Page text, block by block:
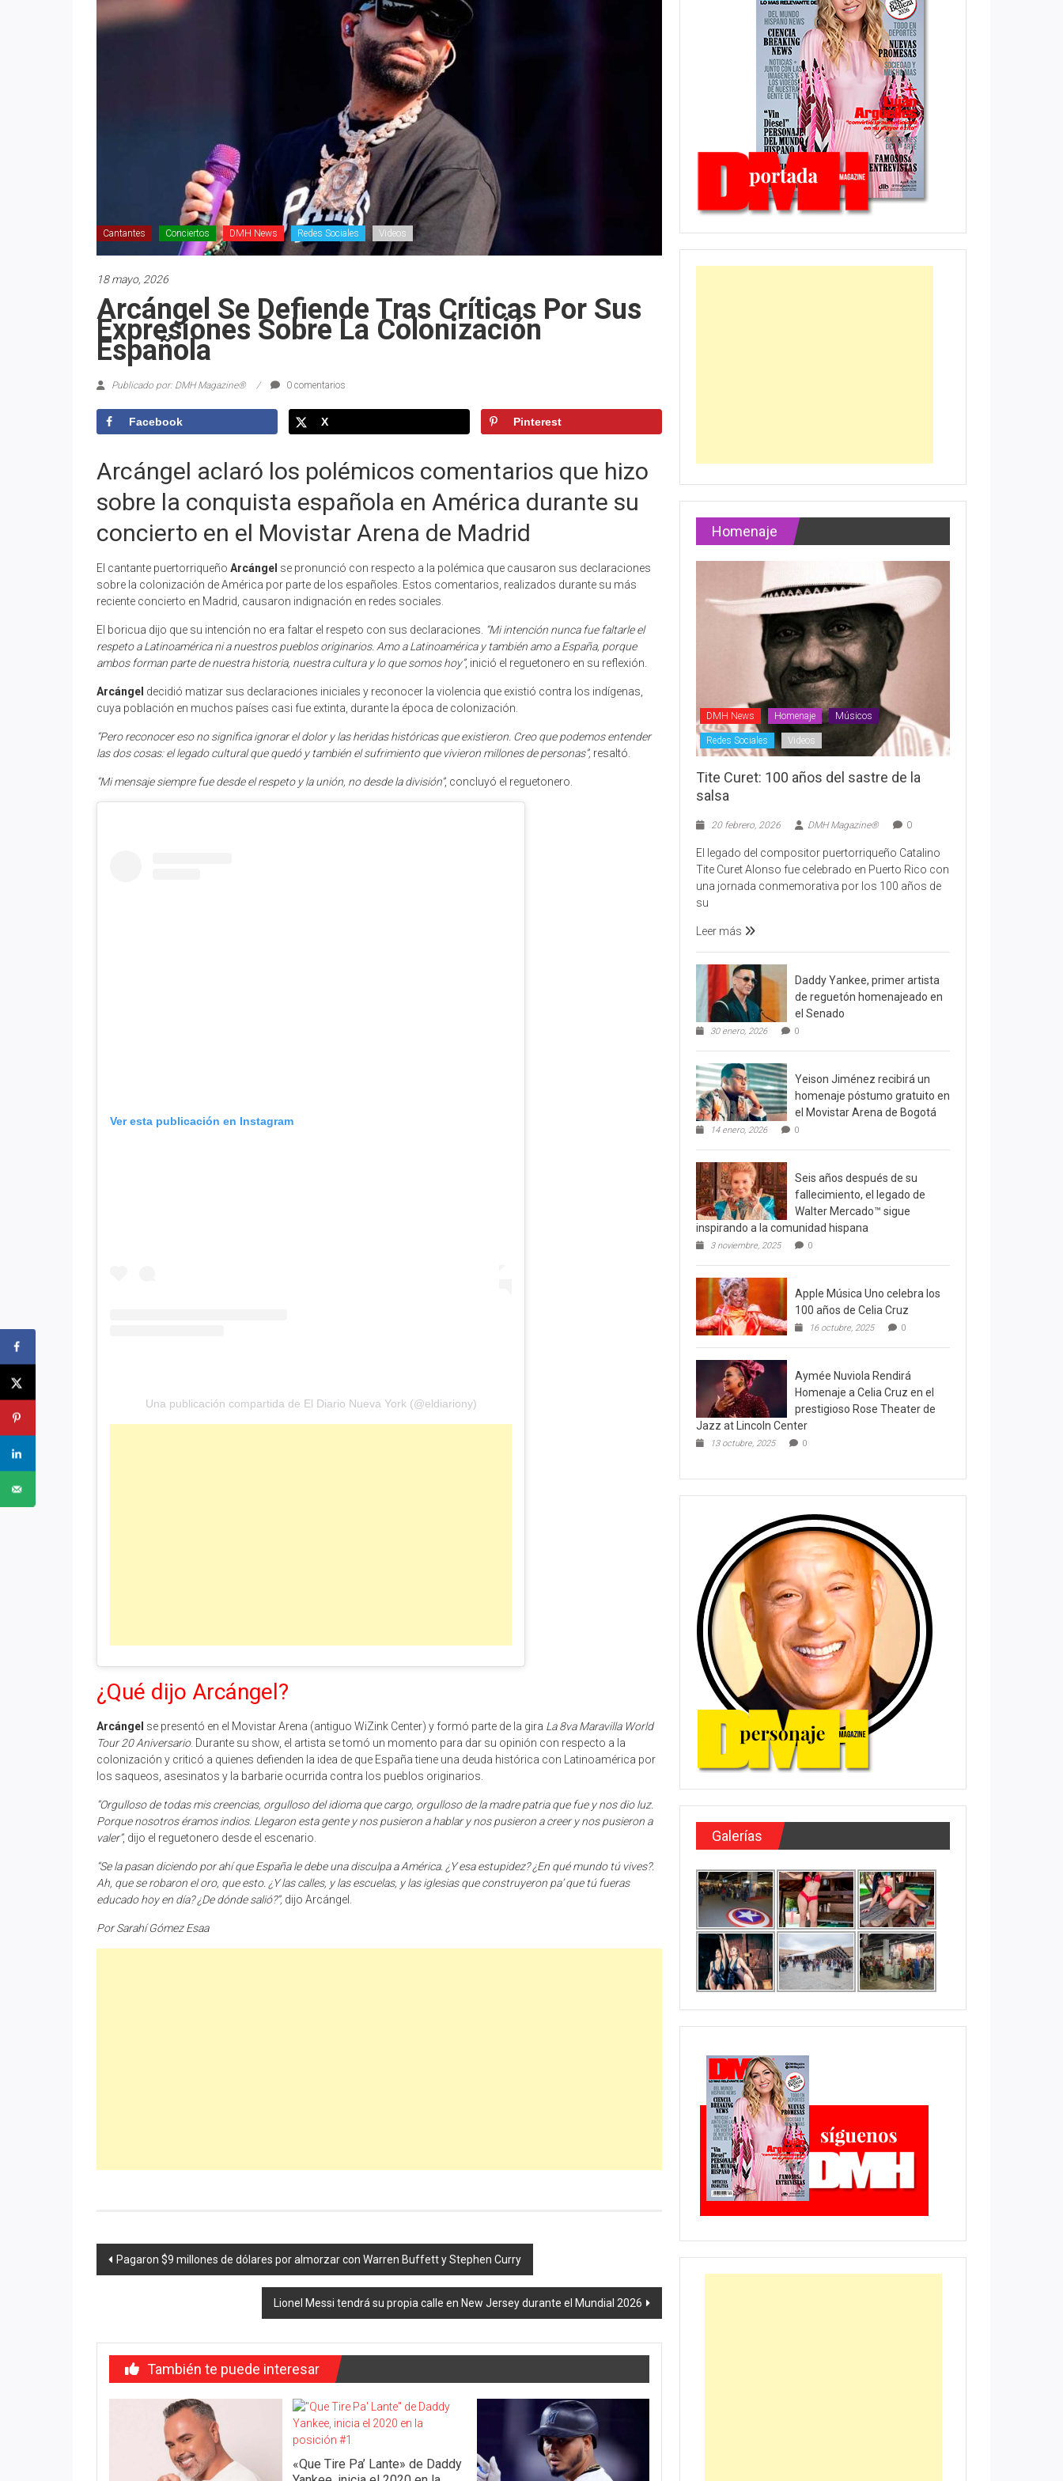
Cantantes Conciertos DMH News Redes Sociales Videos
18 mayo, 2026
Arcángel Se Defiende Tras Críticas Por Sus
Expresiones Sobre La Colonización
Española
Publicado por: DMH Magazine® 0 comentarios
Facebook X Pinterest
Arcángel aclaró los polémicos comentarios que hizo
sobre la conquista española en América durante su
concierto en el Movistar Arena de Madrid
El cantante puertorriqueño Arcángel se pronunció con respecto a la polémica que causaron sus declaraciones
sobre la colonización de América por parte de los españoles. Estos comentarios, realizados durante su más
reciente concierto en Madrid, causaron indignación en redes sociales.
El boricua dijo que su intención no era faltar el respeto con sus declaraciones. “Mi intención nunca fue faltarle el
respeto a Latinoamérica ni a nuestros pueblos originarios. Amo a Latinoamérica y también amo a España, porque
ambos forman parte de nuestra historia, nuestra cultura y lo que somos hoy”, inició el reguetonero en su reflexión.
Arcángel decidió matizar sus declaraciones iniciales y reconocer la violencia que existió contra los indígenas,
cuya población en muchos países casi fue extinta, durante la época de colonización.
“Pero reconocer eso no significa ignorar el dolor y las heridas históricas que existieron. Creo que podemos entender
las dos cosas: el legado cultural que quedó y también el sufrimiento que vivieron millones de personas”, resaltó.
“Mi mensaje siempre fue desde el respeto y la unión, no desde la división”, concluyó el reguetonero.
Ver esta publicación en Instagram
Una publicación compartida de El Diario Nueva York (@eldiariony)
¿Qué dijo Arcángel?
Arcángel se presentó en el Movistar Arena (antiguo WiZink Center) y formó parte de la gira La 8va Maravilla World
Tour 20 Aniversario. Durante su show, el artista se tomó un momento para dar su opinión con respecto a la
colonización y criticó a quienes defienden la idea de que España tiene una deuda histórica con Latinoamérica por
los saqueos, asesinatos y la barbarie ocurrida contra los pueblos originarios.
“Orgulloso de todas mis creencias, orgulloso del idioma que cargo, orgulloso de la madre patria que fue y nos dio luz.
Porque nosotros éramos indios. Llegaron esta gente y nos pusieron a hablar y nos pusieron a creer y nos pusieron a
valer”, dijo el reguetonero desde el escenario.
“Se la pasan diciendo por ahí que España le debe una disculpa a América. ¿Y esa estupidez? ¿En qué mundo tú vives?.
Ah, que se robaron el oro, que esto. ¿Y las calles, y las escuelas, y las iglesias que construyeron pa’ que tú fueras
educado hoy en día? ¿De dónde salió?”, dijo Arcángel.
Por Sarahí Gómez Esaa
Navegación
Pagaron $9 millones de dólares por almorzar con Warren Buffett y Stephen Curry
Lionel Messi tendrá su propia calle en New Jersey durante el Mundial 2026
También te puede interesar
«Que Tire Pa’ Lante» de Daddy
Homenaje
DMH News Homenaje Músicos
Redes Sociales Videos
Tite Curet: 100 años del sastre de la
salsa
20 febrero, 2026 DMH Magazine® 0
El legado del compositor puertorriqueño Catalino
Tite Curet Alonso fue celebrado en Puerto Rico con
una jornada conmemorativa por los 100 años de
su
Leer más
Daddy Yankee, primer artista
de reguetón homenajeado en
el Senado
30 enero, 2026 0
Yeison Jiménez recibirá un
homenaje póstumo gratuito en
el Movistar Arena de Bogotá
14 enero, 2026 0
Seis años después de su
fallecimiento, el legado de
Walter Mercado™ sigue
inspirando a la comunidad hispana
3 noviembre, 2025 0
Apple Música Uno celebra los
100 años de Celia Cruz
16 octubre, 2025 0
Aymée Nuviola Rendirá
Homenaje a Celia Cruz en el
prestigioso Rose Theater de
Jazz at Lincoln Center
13 octubre, 2025 0
Galerías